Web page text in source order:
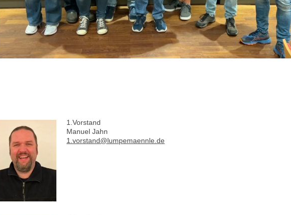
1.Vorstand
Manuel Jahn
1.vorstand@lumpemaennle.de